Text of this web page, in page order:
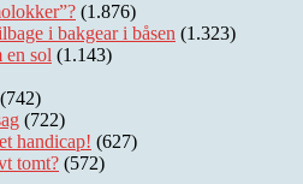
(1.876)
i bakgear i båsen (1.323)
en sol (1.143)
(742)
(722)
handicap! (627)
tomt? (572)